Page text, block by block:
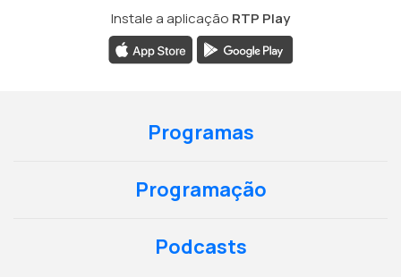
Instale a aplicação RTP Play
Programas
Programação
Podcasts